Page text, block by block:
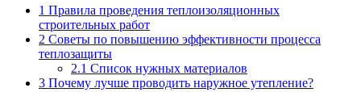
1 Правила проведения теплоизоляционных
строительных работ
2 Советы по повышению эффективности процесса
теплозащиты
2.1 Список нужных материалов
3 Почему лучше проводить наружное утепление?